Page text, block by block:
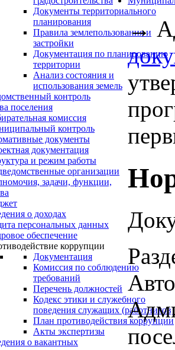
Документы территориального
планирования
Правила землепользования и
застройки
Документация по планированию
территории
Анализ состояния и
использования земель
контроль
поселения
комиссия
контроль
документы
документация
и режим работы
организации
задачи, функции,
о доходах
персональных данных
обеспечение
коррупции
Документация
Комиссия по соблюдению
требований
Перечень должностей
Кодекс этики и служебного
поведения служащих (работников)
План противодействия коррупции
Акты экспертизы
о вакантных
→